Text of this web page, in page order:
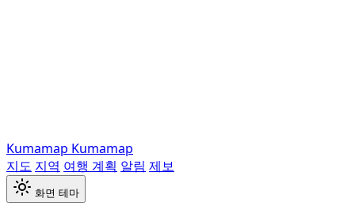
Kumamap Kumamap
지도 지역 여행 계획 알림 제보
화면 테마